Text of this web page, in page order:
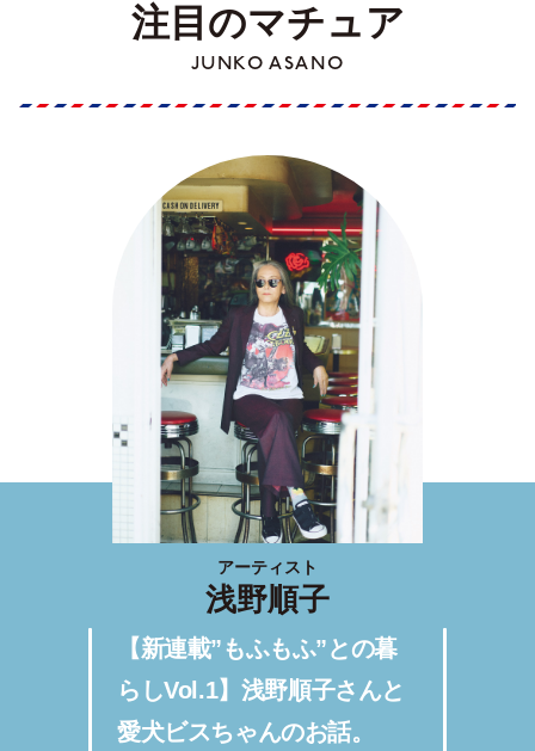
注目のマチュア
JUNKO ASANO
アーティスト
浅野順子
【新連載”もふもふ”との暮
らしVol.1】浅野順子さんと
愛犬ビスちゃんのお話。